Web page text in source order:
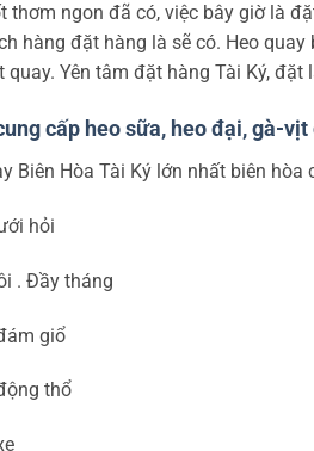
thơm ngon đã có, việc bây giờ là
hàng đặt hàng là sẽ có. Heo
quay. Yên tâm đặt hàng Tài Ký, đặt
cấp heo sữa, heo đại, gà-
Biên Hòa Tài Ký lớn nhất biên
hỏi
. Đầy tháng
giổ
thổ